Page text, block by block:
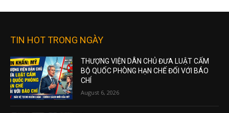
TIN HOT TRONG NGÀY
THƯỢNG VIỆN DÂN CHỦ ĐƯA LUẬT CẤM
BỘ QUỐC PHÒNG HẠN CHẾ ĐỐI VỚI BÁO
CHÍ
August 6, 2026